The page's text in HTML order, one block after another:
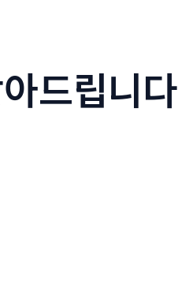
드립니다